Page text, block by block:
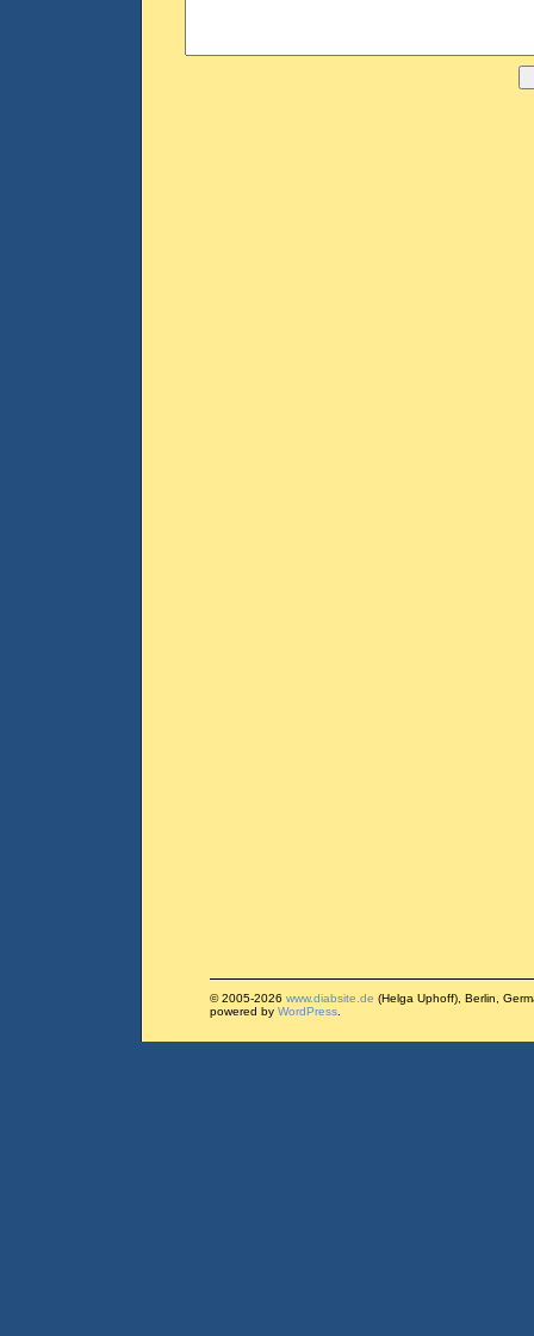
© 2005-2026 www.diabsite.de (Helga Uphoff), Berlin,
powered by WordPress.